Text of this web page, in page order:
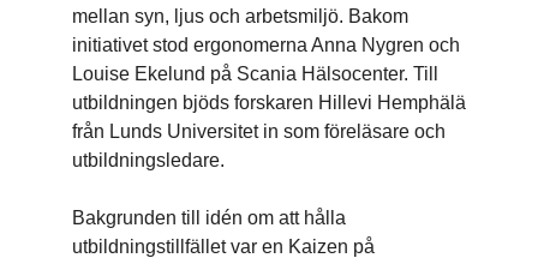
mellan syn, ljus och arbetsmiljö. Bakom
initiativet stod ergonomerna Anna Nygren och
Louise Ekelund på Scania Hälsocenter. Till
utbildningen bjöds forskaren Hillevi Hemphälä
från Lunds Universitet in som föreläsare och
utbildningsledare.
Bakgrunden till idén om att hålla
utbildningstillfället var en Kaizen på